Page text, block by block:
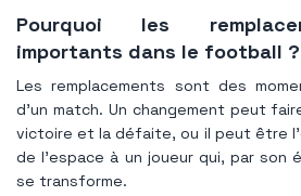
Pourquoi les
importants dans le football
Les remplacements sont des
d’un match. Un changement peut
victoire et la défaite, ou il peut être
de l'espace à un joueur qui, par son
se transforme.